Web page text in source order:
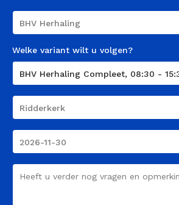
Course
Name
Welke variant wilt u volgen?
Course
Plaats
Course
Date
Comment